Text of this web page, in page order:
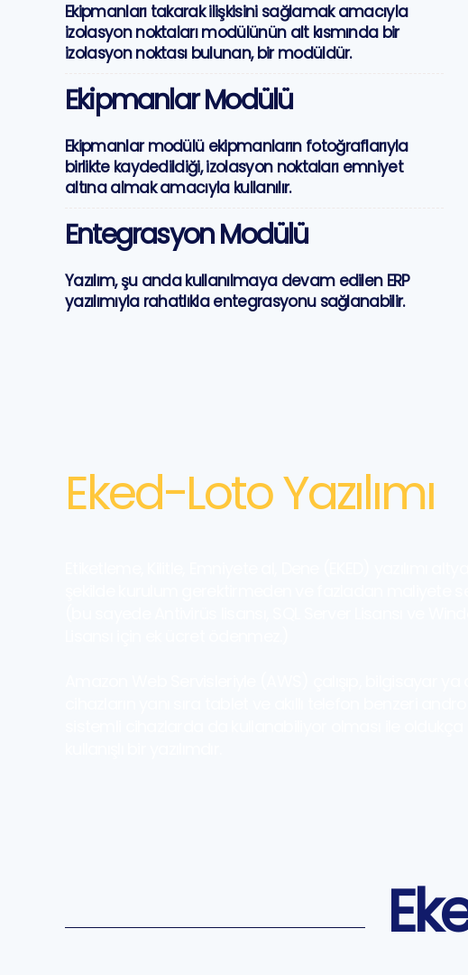
Ekipmanları takarak ilişkisini sağlamak amacıyla
izolasyon noktaları modülünün alt kısmında bir
izolasyon noktası bulunan, bir modüldür.
Ekipmanlar Modülü
Ekipmanlar modülü ekipmanların fotoğraflarıyla
birlikte kaydedildiği, izolasyon noktaları emniyet
altına almak amacıyla kullanılır.
Entegrasyon Modülü
Yazılım, şu anda kullanılmaya devam edilen ERP
yazılımıyla rahatlıkla entegrasyonu sağlanabilir.
Eked-Loto Yazılımı